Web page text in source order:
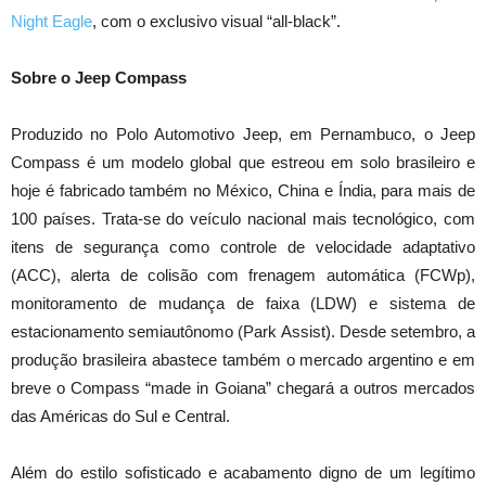
Night Eagle, com o exclusivo visual “all-black”.
Sobre o Jeep Compass
Produzido no Polo Automotivo Jeep, em Pernambuco, o Jeep
Compass é um modelo global que estreou em solo brasileiro e
hoje é fabricado também no México, China e Índia, para mais de
100 países. Trata-se do veículo nacional mais tecnológico, com
itens de segurança como controle de velocidade adaptativo
(ACC), alerta de colisão com frenagem automática (FCWp),
monitoramento de mudança de faixa (LDW) e sistema de
estacionamento semiautônomo (Park Assist). Desde setembro, a
produção brasileira abastece também o mercado argentino e em
breve o Compass “made in Goiana” chegará a outros mercados
das Américas do Sul e Central.
Além do estilo sofisticado e acabamento digno de um legítimo